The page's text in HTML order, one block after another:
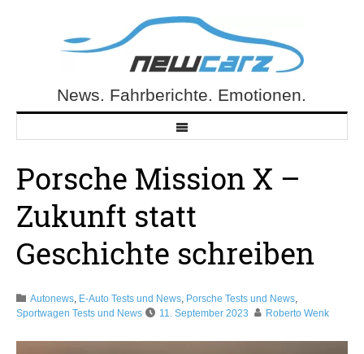
NewCarz.deNews. Fahrberichte. Emotionen.
Porsche Mission X –
Zukunft statt
Geschichte schreiben
Autonews, E-Auto Tests und News, Porsche Tests und News,
Sportwagen Tests und News
11. September 2023 Roberto Wenk